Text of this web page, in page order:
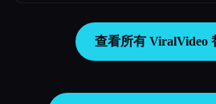
查看所有 ViralVideo